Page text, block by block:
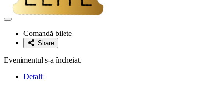
Adaugă
favoriteComandă bilete
Share
Evenimentul s-a încheiat.
Detalii